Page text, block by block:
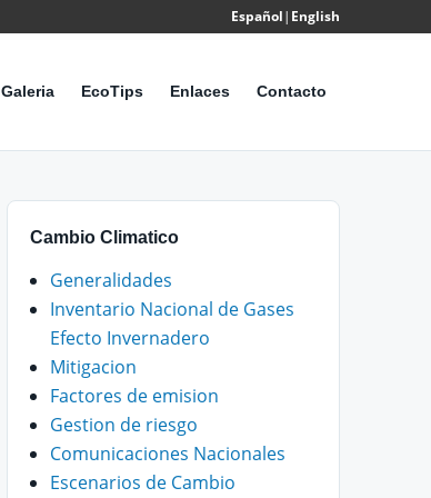
Español| English
Galeria EcoTips Enlaces Contacto
Cambio Climatico
Generalidades
Inventario Nacional de Gases
Efecto Invernadero
Mitigacion
Factores de emision
Gestion de riesgo
Comunicaciones Nacionales
Escenarios de Cambio